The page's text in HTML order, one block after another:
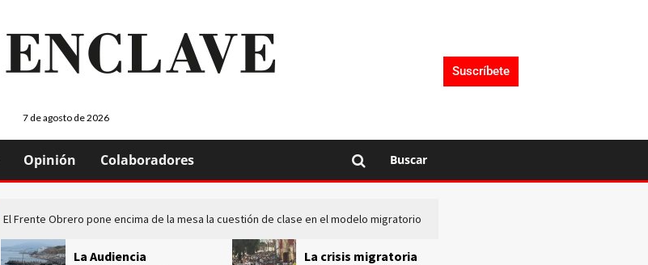
7 de agosto de 2026
Suscríbete
Opinión Colaboradores Buscar
El Frente Obrero pone encima de la mesa la cuestión de clase en el modelo migratorio
La Audiencia
La crisis migratoria